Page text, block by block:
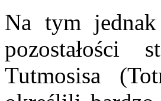
Na tym
pozostałości
Tutmosisa